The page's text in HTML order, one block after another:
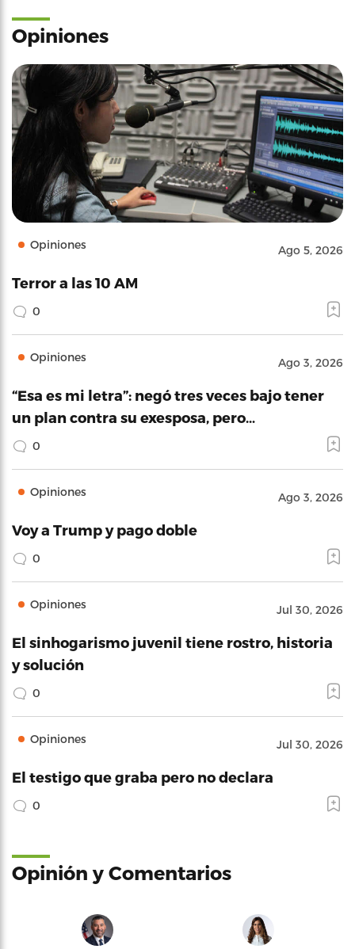
Opiniones
Opiniones Ago 5, 2026
Terror a las 10 AM
0
Opiniones Ago 3, 2026
“Esa es mi letra”: negó tres veces bajo tener
un plan contra su exesposa, pero…
0
Opiniones Ago 3, 2026
Voy a Trump y pago doble
0
Opiniones Jul 30, 2026
El sinhogarismo juvenil tiene rostro, historia
y solución
0
Opiniones Jul 30, 2026
El testigo que graba pero no declara
0
Opinión y Comentarios